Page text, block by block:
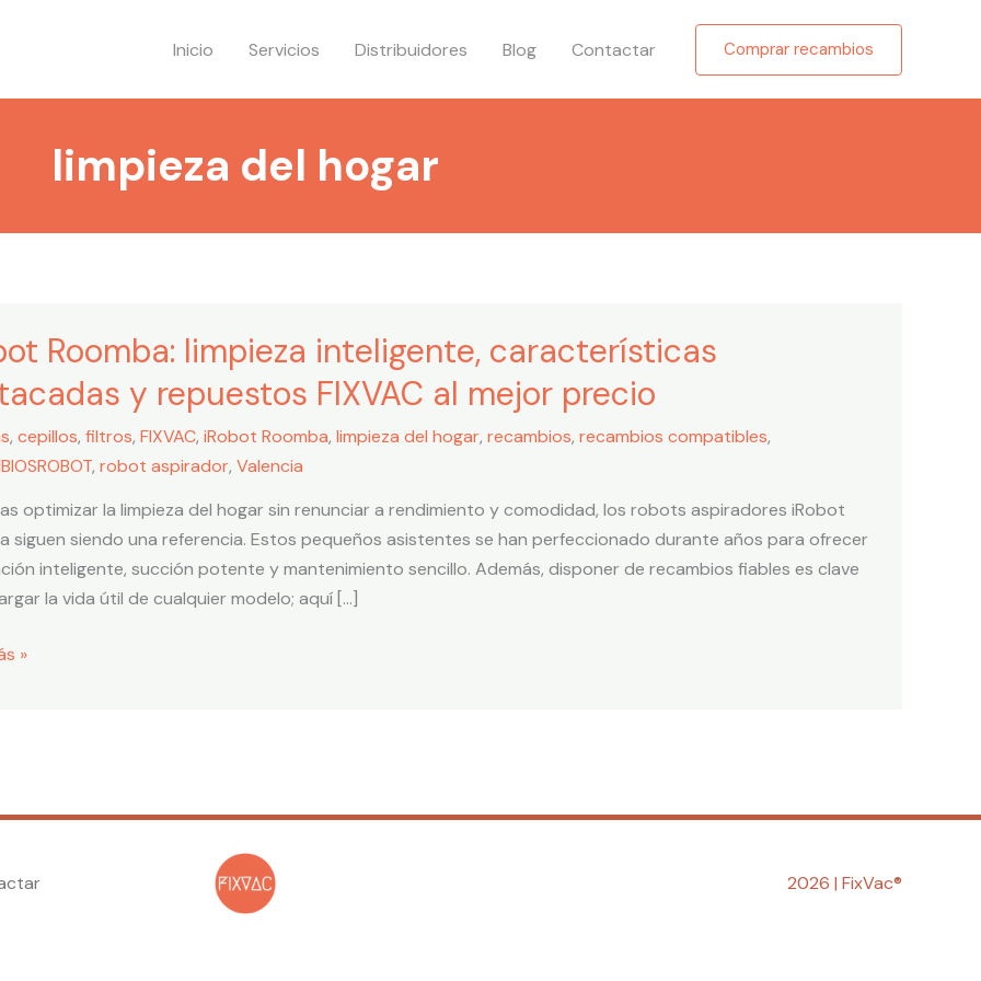
Inicio Servicios Distribuidores Blog Contactar Comprar recambios
limpieza del hogar
Roomba: limpieza inteligente, características
y repuestos FIXVAC al mejor precio
, cepillos, filtros, FIXVAC, iRobot Roomba, limpieza del hogar, recambios, recambios compatibles,
, robot aspirador, Valencia
optimizar la limpieza del hogar sin renunciar a rendimiento y comodidad, los robots aspiradores iRobot
siguen siendo una referencia. Estos pequeños asistentes se han perfeccionado durante años para ofrecer
inteligente, succión potente y mantenimiento sencillo. Además, disponer de recambios fiables es clave
la vida útil de cualquier modelo; aquí […]
»
2026 | FixVac®